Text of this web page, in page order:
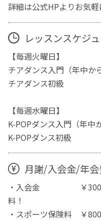
詳細は公式HPよりお気軽
レッスンスケジ
【毎週火曜日】
チアダンス入門（年中
チアダンス初級
【毎週水曜日】
K-POPダンス入門（年中
K-POPダンス初
月謝/入会金/年会
・入会金 ￥3000
料！
・スポーツ保険料 ￥